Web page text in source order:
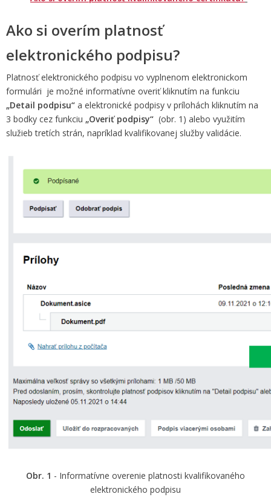
Ako si overím platnosť
elektronického podpisu?
Platnosť elektronického podpisu vo vyplnenom elektronickom
formulári je možné informatívne overiť kliknutím na funkciu
„Detail podpisu“ a elektronické podpisy v prílohách kliknutím na
3 bodky cez funkciu „Overiť podpisy“ (obr. 1) alebo využitím
služieb tretích strán, napríklad kvalifikovanej služby validácie.
Obr. 1 - Informatívne overenie platnosti kvalifikovaného
elektronického podpisu